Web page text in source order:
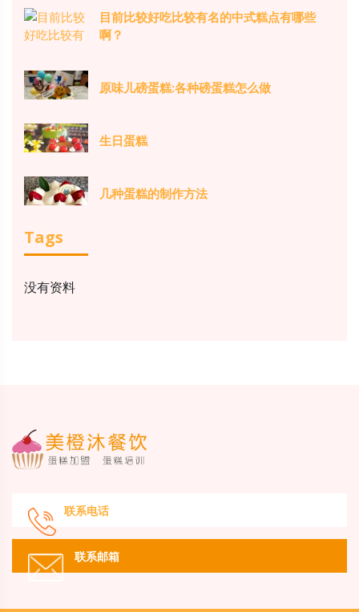
目前比较好吃比较有名的中式糕点有哪些
啊？
原味儿磅蛋糕:各种磅蛋糕怎么做
生日蛋糕
几种蛋糕的制作方法
Tags
没有资料
联系电话
联系邮箱